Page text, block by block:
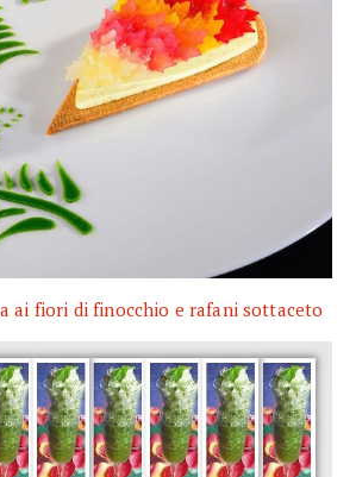
ai fiori di finocchio e rafani sottaceto